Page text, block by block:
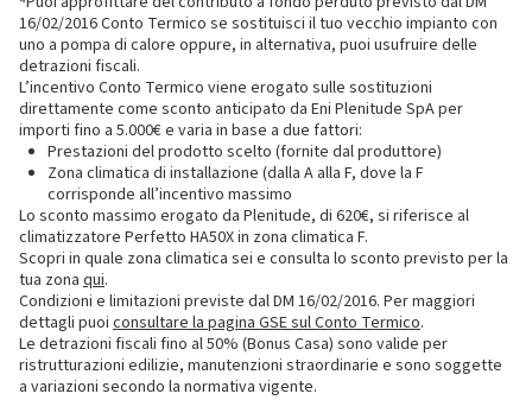
16/02/2016 Conto Termico se sostituisci il tuo vecchio impianto con
uno a pompa di calore oppure, in alternativa, puoi usufruire delle
detrazioni fiscali.
L’incentivo Conto Termico viene erogato sulle sostituzioni
direttamente come sconto anticipato da Eni Plenitude SpA per
importi fino a 5.000€ e varia in base a due fattori:
Prestazioni del prodotto scelto (fornite dal produttore)
Zona climatica di installazione (dalla A alla F, dove la F
corrisponde all’incentivo massimo
Lo sconto massimo erogato da Plenitude, di 620€, si riferisce al
climatizzatore Perfetto HA50X in zona climatica F.
Scopri in quale zona climatica sei e consulta lo sconto previsto per la
tua zona qui.
Condizioni e limitazioni previste dal DM 16/02/2016. Per maggiori
dettagli puoi consultare la pagina GSE sul Conto Termico.
Le detrazioni fiscali fino al 50% (Bonus Casa) sono valide per
ristrutturazioni edilizie, manutenzioni straordinarie e sono soggette
a variazioni secondo la normativa vigente.